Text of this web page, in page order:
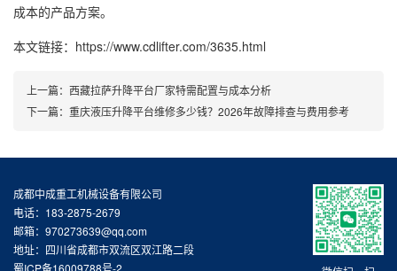
成本的产品方案。
本文链接：https://www.cdlifter.com/3635.html
上一篇： 西藏拉萨升降平台厂家特需配置与成本分析
下一篇： 重庆液压升降平台维修多少钱？2026年故障排查与费用参考
成都中成重工机械设备有限公司
电话：183-2875-2679
邮箱：970273639@qq.com
地址：四川省成都市双流区双江路二段